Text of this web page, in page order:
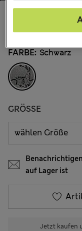
Alle
FARBE: Schwarz
GRÖSSE
auf Lager ist
Jetzt kaufen